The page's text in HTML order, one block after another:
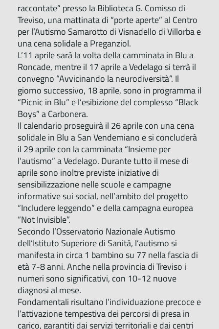
raccontate” presso la Biblioteca G. Comisso di
Treviso, una mattinata di “porte aperte” al Centro
per l’Autismo Samarotto di Visnadello di Villorba e
una cena solidale a Preganziol.
L’11 aprile sarà la volta della camminata in Blu a
Roncade, mentre il 17 aprile a Vedelago si terrà il
convegno “Avvicinando la neurodiversità”. Il
giorno successivo, 18 aprile, sono in programma il
“Picnic in Blu” e l’esibizione del complesso “Black
Boys” a Carbonera.
Il calendario proseguirà il 26 aprile con una cena
solidale in Blu a San Vendemiano e si concluderà
il 29 aprile con la camminata “Insieme per
l’autismo” a Vedelago. Durante tutto il mese di
aprile sono inoltre previste iniziative di
sensibilizzazione nelle scuole e campagne
informative sui social, nell’ambito del progetto
“Includere leggendo” e della campagna europea
“Not Invisible”.
Secondo l’Osservatorio Nazionale Autismo
dell’Istituto Superiore di Sanità, l’autismo si
manifesta in circa 1 bambino su 77 nella fascia di
età 7-8 anni. Anche nella provincia di Treviso i
numeri sono significativi, con 10-12 nuove
diagnosi al mese.
Fondamentali risultano l’individuazione precoce e
l’attivazione tempestiva dei percorsi di presa in
carico, garantiti dai servizi territoriali e dai centri